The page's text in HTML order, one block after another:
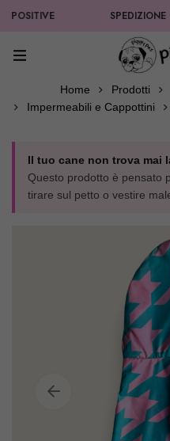
SPEDIZIONE
Home Prodotti
Impermeabili e Cappottini
Il tuo cane non trova mai
Questo prodotto è pensato
tirare sul petto o vestire